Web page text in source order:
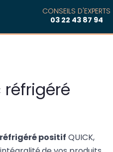
CONSEILS D'EXPERTS
03 22 43 87 94
positif QUICK,